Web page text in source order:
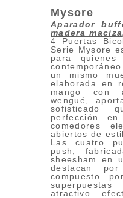
Mysore
Aparador
madera maciza
4 Puertas
Serie Mysore
para
un mismo
elaborada en
mango con
wengué,
sofisticado
perfección en
comedores
abiertos de
Las cuatro
push,
sheesham en
destacan
compuesto
atractivo